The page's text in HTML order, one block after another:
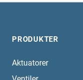
PRODUKTER
Aktuatorer